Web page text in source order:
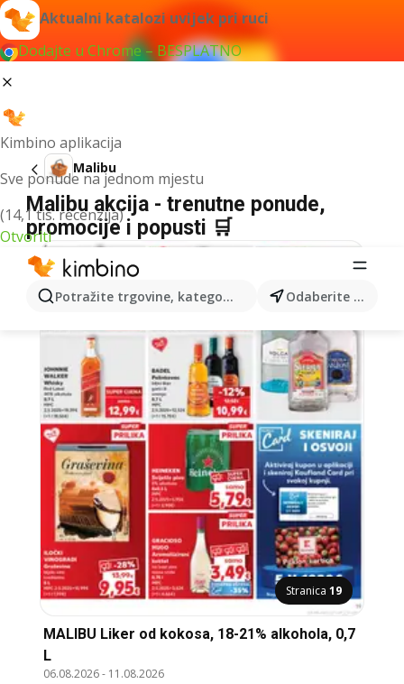
Aktualni katalozi uvijek pri ruci
Dodajte u Chrome – BESPLATNO
Kimbino aplikacija
Sve ponude na jednom mjestu
(14,1 tis. recenzija)
Otvoriti
Potražite trgovine, kategorije, proizvode... Odaberite grad
Malibu
Malibu akcija - trenutne ponude,
promocije i popusti 🛒
Stranica 19
MALIBU Liker od kokosa, 18-21% alkohola, 0,7
L
06.08.2026- 11.08.2026